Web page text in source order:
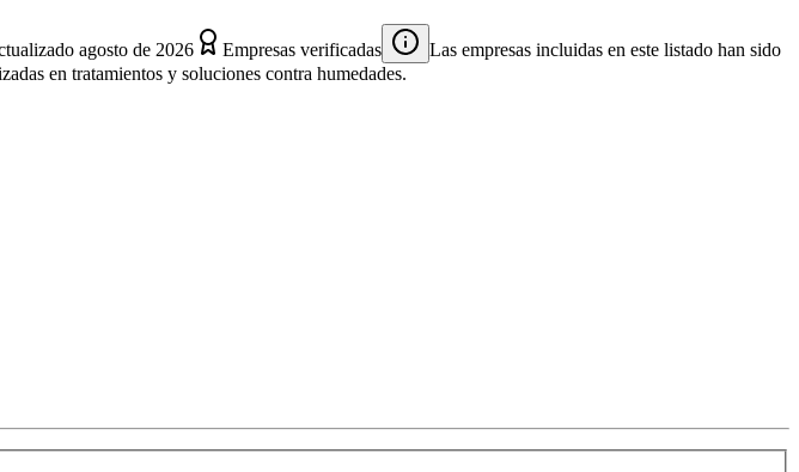
agosto de 2026 Empresas verificadas
Las empresas incluidas en este listado han sido
en tratamientos y soluciones contra humedades.